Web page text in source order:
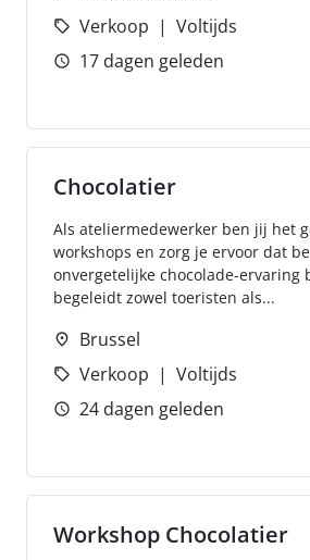
Verkoop
Voltijds
17 dagen geleden
Chocolatier
Als ateliermedewerker ben jij het
workshops en zorg je ervoor dat
onvergetelijke chocolade-ervaring
begeleidt zowel toeristen als...
Brussel
Verkoop
Voltijds
24 dagen geleden
Workshop Chocolatier